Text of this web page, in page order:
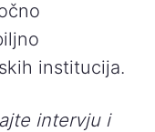
institucija.
intervju i